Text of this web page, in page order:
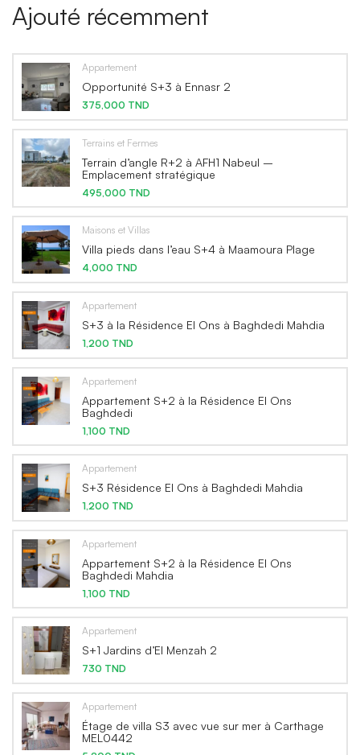
Ajouté récemment
Appartement
Opportunité S+3 à Ennasr 2
375,000 TND
Terrains et Fermes
Terrain d’angle R+2 à AFH1 Nabeul –
Emplacement stratégique
495,000 TND
Maisons et Villas
Villa pieds dans l’eau S+4 à Maamoura Plage
4,000 TND
Appartement
S+3 à la Résidence El Ons à Baghdedi Mahdia
1,200 TND
Appartement
Appartement S+2 à la Résidence El Ons
Baghdedi
1,100 TND
Appartement
S+3 Résidence El Ons à Baghdedi Mahdia
1,200 TND
Appartement
Appartement S+2 à la Résidence El Ons
Baghdedi Mahdia
1,100 TND
Appartement
S+1 Jardins d’El Menzah 2
730 TND
Appartement
Étage de villa S3 avec vue sur mer à Carthage
MEL0442